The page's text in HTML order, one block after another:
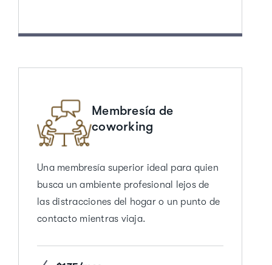
Membresía de
coworking
Una membresía superior ideal para quien
busca un ambiente profesional lejos de
las distracciones del hogar o un punto de
contacto mientras viaja.